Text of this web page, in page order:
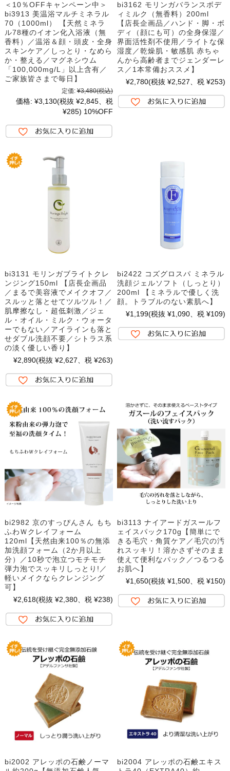
＜10％OFFキャンペーン中＞
bi3913 美温浴マルチミネラル
70（1000ml） 【天然ミネラ
ル78種のイオン化入浴液（無
香料）／温浴＆顔・頭皮・全身
スキンケア／しっとり・なめら
か・整える／マグネシウム
「100,000mg/L」以上含有／
ご家族皆さまで毎日】
定価: ¥3,480(税込)
価格: ¥3,130(税抜 ¥2,845、税
¥285) 10%OFF
bi3162 モリンガバランスボデ
ィミルク（無香料）200ml
【店長企画品／ハンド・脚・ボ
ディ（顔にも可）の全身保湿／
界面活性剤不使用／ライトな保
湿度／乾燥肌・敏感肌 赤ちゃ
んから高齢者までジェンダーレ
ス／1本常備おススメ】
¥2,780(税抜 ¥2,527、税 ¥253)
bi3131 モリンガブライトクレ
ンジング150ml 【店長企画品
／まるで美容液でメイクオフ／
スルッと落とせてツルツル！／
肌摩擦なし・超低刺激／ジェ
ル・オイル・ミルク・ウォータ
ーでもない／アイラインも落と
せダブル洗顔不要／シトラス系
の淡く優しい香り】
¥2,890(税抜 ¥2,627、税 ¥263)
bi2422 コズグロスパ ミネラル
洗顔ジェルソフト（しっとり）
200ml 【ミネラルで優しく洗
顔。トラブルのない素肌へ】
¥1,199(税抜 ¥1,090、税 ¥109)
bi2982 京のすっぴんさん もち
ふわＷクレイフォーム
120ml【天然由来100％の無添
加洗顔フォーム（2か月以上
分）／10秒で泡立つモチモチ
弾力泡でスッキリしっとり!／
軽いメイクならクレンジング
可】
¥2,618(税抜 ¥2,380、税 ¥238)
bi3113 ナイアードガスールフ
ェイスパック170g【簡単にで
きる毛穴・角質ケア／毛穴の汚
れスッキリ！溶かさずそのまま
使えて便利なパック／つるつる
お肌へ】
¥1,650(税抜 ¥1,500、税 ¥150)
bi2002 アレッポの石鹸ノーマ
bi2004 アレッポの石鹸エキス